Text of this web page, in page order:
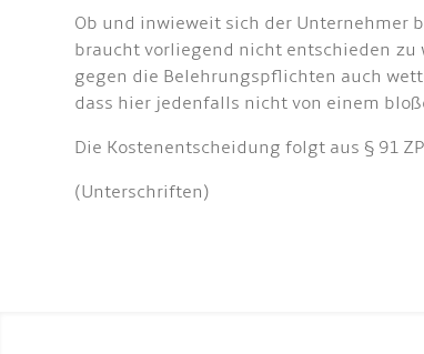
Ob und inwieweit sich der Unternehmer
braucht vorliegend nicht entschieden zu
gegen die Belehrungspflichten auch
dass hier jedenfalls nicht von einem
Die Kostenentscheidung folgt aus § 91
(Unterschriften)